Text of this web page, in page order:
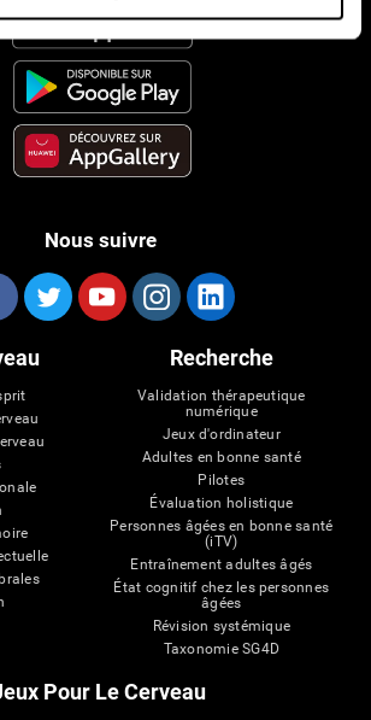
Nous suivre
Recherche
Validation thérapeutique
numérique
Jeux d'ordinateur
Adultes en bonne santé
Pilotes
Évaluation holistique
Personnes âgées en bonne santé
(iTV)
Entraînement adultes âgés
État cognitif chez les personnes
âgées
Révision systémique
Taxonomie SG4D
Pour Le Cerveau